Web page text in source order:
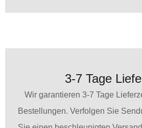
3-7 Tage
Wir garantieren 3-7 Tage
Bestellungen. Verfolgen Sie